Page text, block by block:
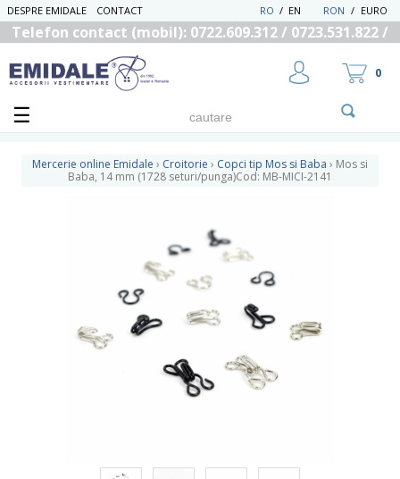
DESPRE EMIDALE CONTACT RON / EURO
EN
/
RO
Telefon contact (mobil): 0722.609.312 / 0723.531.822 /
0
Mercerie online Emidale › Croitorie › Copci tip Mos si Baba › Mos si
Baba, 14 mm (1728 seturi/punga)Cod: MB-MICI-2141